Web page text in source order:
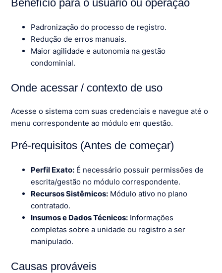
Benefício para o usuário ou operação
Padronização do processo de registro.
Redução de erros manuais.
Maior agilidade e autonomia na gestão
condominial.
Onde acessar / contexto de uso
Acesse o sistema com suas credenciais e navegue até o
menu correspondente ao módulo em questão.
Pré-requisitos (Antes de começar)
Perfil Exato: É necessário possuir permissões de
escrita/gestão no módulo correspondente.
Recursos Sistêmicos: Módulo ativo no plano
contratado.
Insumos e Dados Técnicos: Informações
completas sobre a unidade ou registro a ser
manipulado.
Causas prováveis